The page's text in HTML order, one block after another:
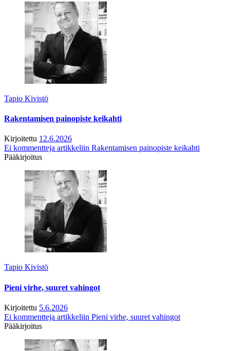
Tapio Kivistö
Rakentamisen painopiste keikahti
Kirjoitettu 12.6.2026
Ei kommentteja artikkeliin Rakentamisen painopiste keikahti
Pääkirjoitus
Tapio Kivistö
Pieni virhe, suuret vahingot
Kirjoitettu 5.6.2026
Ei kommentteja artikkeliin Pieni virhe, suuret vahingot
Pääkirjoitus